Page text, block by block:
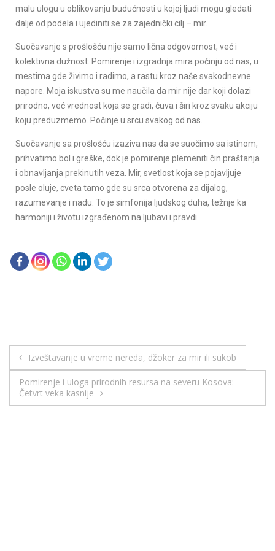
malu ulogu u oblikovanju budućnosti u kojoj ljudi mogu gledati
dalje od podela i ujediniti se za zajednički cilj – mir.
Suočavanje s prošlošću nije samo lična odgovornost, već i
kolektivna dužnost. Pomirenje i izgradnja mira počinju od nas, u
mestima gde živimo i radimo, a rastu kroz naše svakodnevne
napore. Moja iskustva su me naučila da mir nije dar koji dolazi
prirodno, već vrednost koja se gradi, čuva i širi kroz svaku akciju
koju preduzmemo. Počinje u srcu svakog od nas.
Suočavanje sa prošlošću izaziva nas da se suočimo sa istinom,
prihvatimo bol i greške, dok je pomirenje plemeniti čin praštanja
i obnavljanja prekinutih veza. Mir, svetlost koja se pojavljuje
posle oluje, cveta tamo gde su srca otvorena za dijalog,
razumevanje i nadu. To je simfonija ljudskog duha, težnje ka
harmoniji i životu izgrađenom na ljubavi i pravdi.
Izveštavanje u vreme nereda, džoker za mir ili sukob
Pomirenje i uloga prirodnih resursa na severu Kosova:
Četvrt veka kasnije